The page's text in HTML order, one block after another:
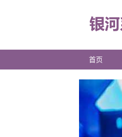
首页